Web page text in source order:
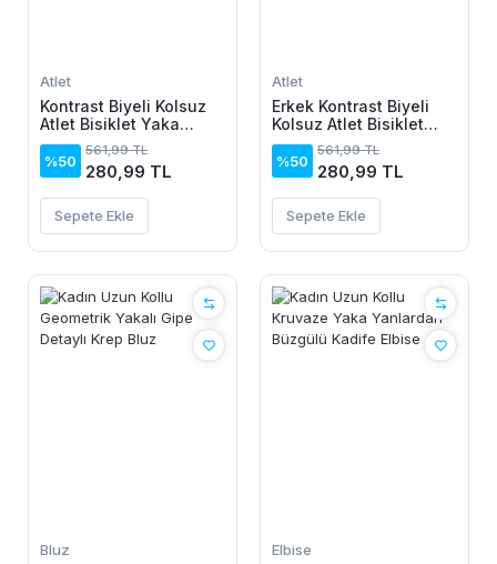
Atlet
Kontrast Biyeli Kolsuz
Atlet Bisiklet Yaka
Yazlık Basic Atlet -
Turkuaz
%50
561,99 TL
280,99 TL
Sepete Ekle
Atlet
Erkek Kontrast Biyeli
Kolsuz Atlet Bisiklet
Yaka Yazlık Basic Atlet
- Turkuaz
%50
561,99 TL
280,99 TL
Sepete Ekle
Bluz Elbise